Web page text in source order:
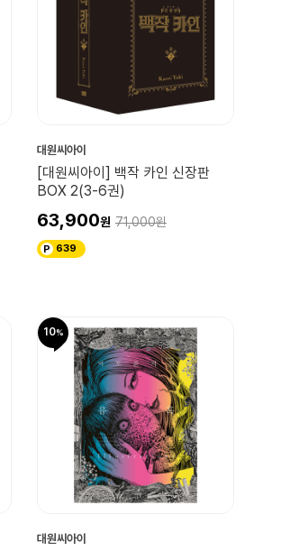
대원씨아이
[대원씨아이] 백작 카인 신장판
BOX 2(3-6권)
63,900 71,000
639
10
대원씨아이